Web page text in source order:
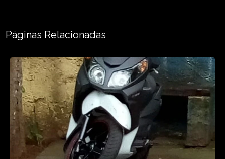
Páginas Relacionadas